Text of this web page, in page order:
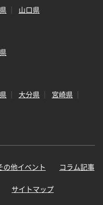
山口県
大分県
宮崎県
の他イベント コラム記事
サイトマップ